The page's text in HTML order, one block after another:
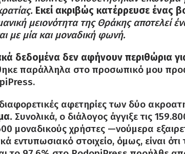
Εκεί ακριβώς κατέρρευσε ένας
μειονότητα της Θράκης αποτελεί
με μία και μοναδική φωνή.
δεδομένα δεν αφήνουν περιθώρια
παράλληλα στο προσωπικό μου
αφετηρίες των δύο
Συνολικά, ο διάλογος άγγιξε τις
μοναδικούς χρήστες —νούμερα
εντυπωσιακό στοιχείο, όμως, είναι